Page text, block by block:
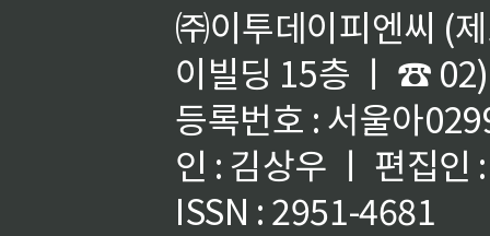
㈜이투데이피엔씨 (
이빌딩 15층 ㅣ ☎
등록번호 : 서울아
인 : 김상우 ㅣ 편집인
ISSN : 2951-4681